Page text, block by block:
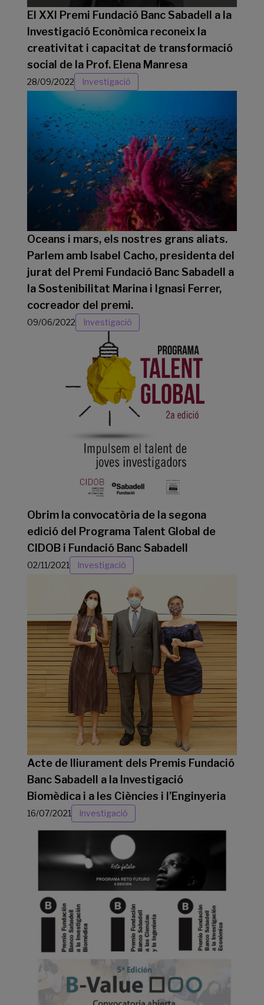
El XXI Premi Fundació Banc Sabadell a la
Investigació Econòmica reconeix la
creativitat i capacitat de transformació
social de la Prof. Elena Manresa
28/09/2022 Investigació
Oceans i mars, els nostres grans aliats.
Parlem amb Isabel Cacho, presidenta del
jurat del Premi Fundació Banc Sabadell a
la Sostenibilitat Marina i Ignasi Ferrer,
cocreador del premi.
09/06/2022 Investigació
Obrim la convocatòria de la segona
edició del Programa Talent Global de
CIDOB i Fundació Banc Sabadell
02/11/2021 Investigació
Acte de lliurament dels Premis Fundació
Banc Sabadell a la Investigació
Biomèdica i a les Ciències i l’Enginyeria
16/07/2021 Investigació